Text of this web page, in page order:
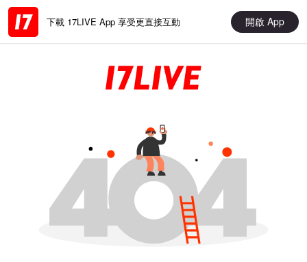
下載 17LIVE App 享受更直接互動 開啟 App